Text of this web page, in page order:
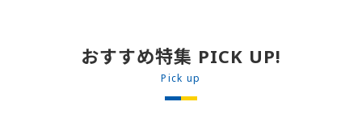
ます。 2. ごはんを皿に盛り、牛
丼の素を中央にのせます。 3. 手
前からカレーソースをかけ、サラ
おすすめ特集 PICK UP!
Pick up